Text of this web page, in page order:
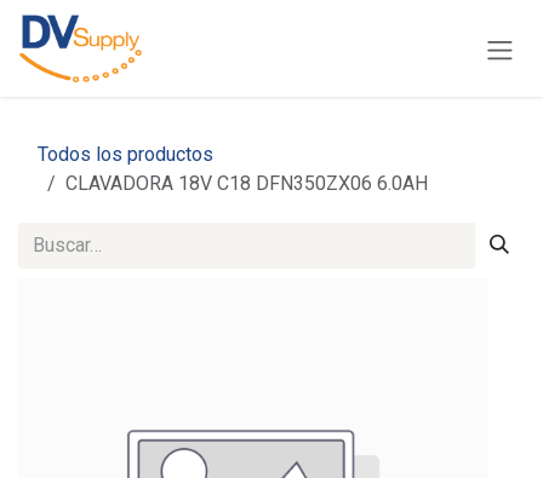
Ir al contenido
Todos los productos
CLAVADORA 18V C18 DFN350ZX06 6.0AH